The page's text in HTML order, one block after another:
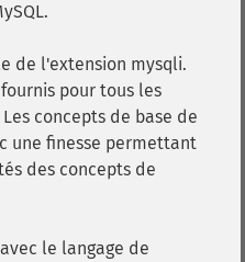
de l'extension mysqli.
pour tous les
concepts de base de
une finesse permettant
des concepts de
le langage de